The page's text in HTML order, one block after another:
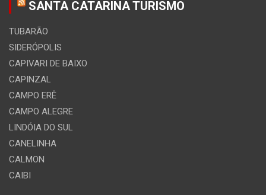
SANTA CATARINA TURISMO
TUBARÃO
SIDERÓPOLIS
CAPIVARI DE BAIXO
CAPINZAL
CAMPO ERÊ
CAMPO ALEGRE
LINDÓIA DO SUL
CANELINHA
CALMON
CAIBI